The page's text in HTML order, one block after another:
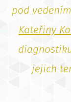
pod
Kateřiny
jejich